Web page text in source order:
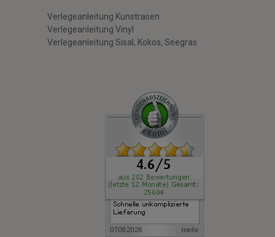
Verlegeanleitung Kunstrasen
Verlegeanleitung Vinyl
Verlegeanleitung Sisal, Kokos, Seegras